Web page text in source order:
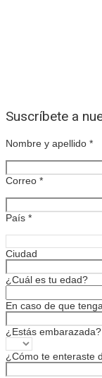
Suscríbete a
Nombre y apellido *
Correo *
País *
Ciudad
¿Cuál es tu edad?
En caso de que
¿Estás embarazada?
¿Cómo te enteraste